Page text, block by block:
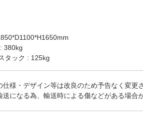
380kg
タック : 125kg
様・デザイン等は改良のため予告なく変更
送になる為、輸送時による傷などがある場合